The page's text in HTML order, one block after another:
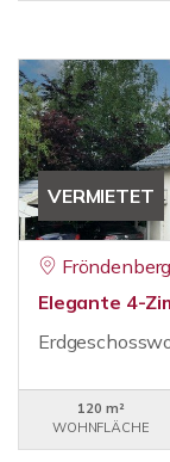
VERMIETET
Fröndenberg
Elegante 4-
120 m²
WOHNFLÄCHE